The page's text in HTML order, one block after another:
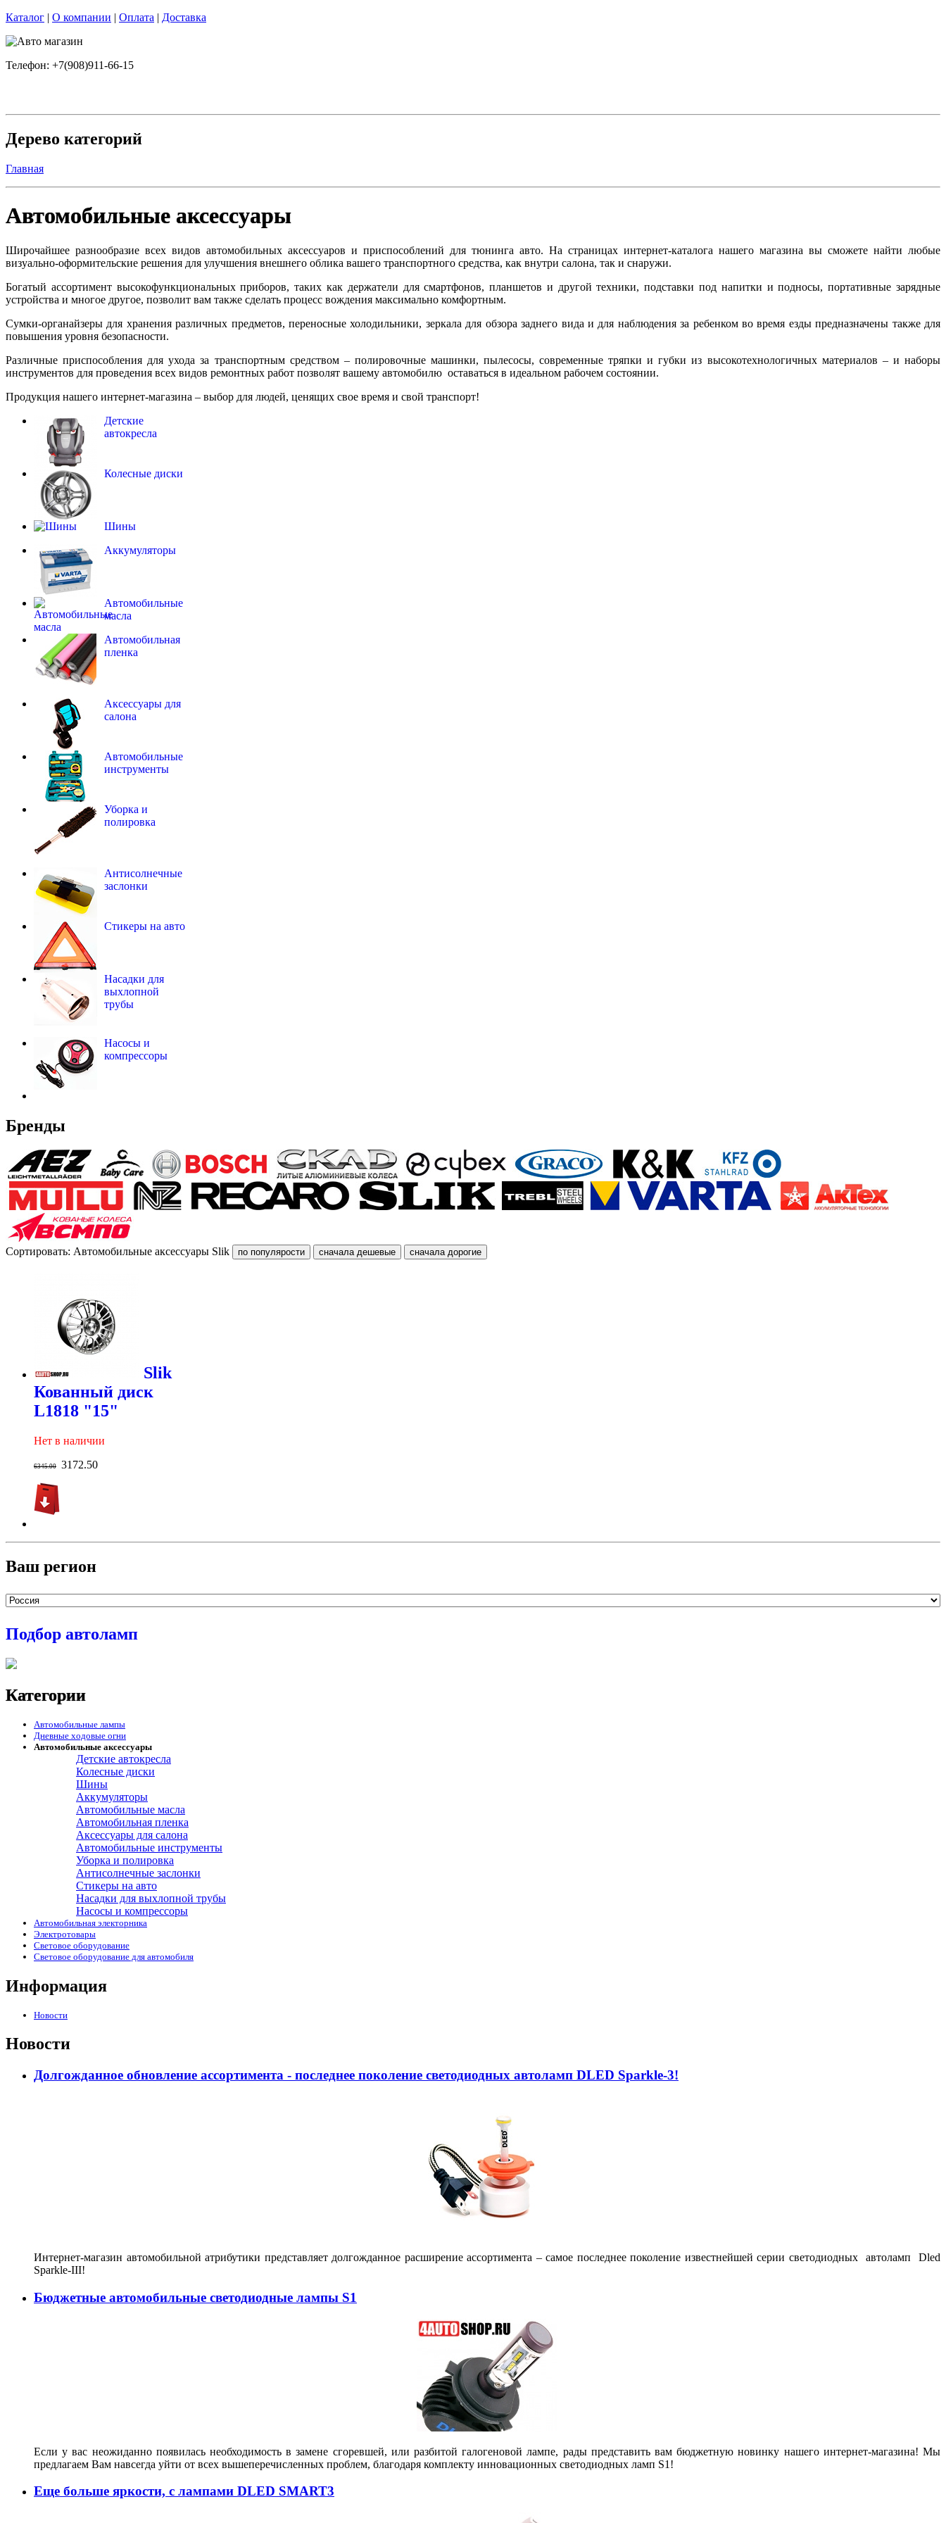
Каталог | О компании | Оплата | Доставка
Телефон: +7(908)911-66-15
Дерево категорий
Главная
Автомобильные аксессуары
Широчайшее разнообразие всех видов автомобильных аксессуаров и приспособлений для тюнинга авто. На страницах интернет-каталога нашего магазина вы сможете найти любые
визуально-оформительские решения для улучшения внешнего облика вашего транспортного средства, как внутри салона, так и снаружи.
Богатый ассортимент высокофункциональных приборов, таких как держатели для смартфонов, планшетов и другой техники, подставки под напитки и подносы, портативные зарядные
устройства и многое другое, позволит вам также сделать процесс вождения максимально комфортным.
Сумки-органайзеры для хранения различных предметов, переносные холодильники, зеркала для обзора заднего вида и для наблюдения за ребенком во время езды предназначены также для
повышения уровня безопасности.
Различные приспособления для ухода за транспортным средством – полировочные машинки, пылесосы, современные тряпки и губки из высокотехнологичных материалов – и наборы
инструментов для проведения всех видов ремонтных работ позволят вашему автомобилю оставаться в идеальном рабочем состоянии.
Продукция нашего интернет-магазина – выбор для людей, ценящих свое время и свой транспорт!
Детские
автокресла
Колесные диски
Шины
Аккумуляторы
Автомобильные
масла
Автомобильная
пленка
Аксессуары для
салона
Автомобильные
инструменты
Уборка и
полировка
Антисолнечные
заслонки
Стикеры на авто
Насадки для
выхлопной
трубы
Насосы и
компрессоры
Бренды
Сортировать: Автомобильные аксессуары Slik
Slik
Кованный диск
L1818 "15"
Нет в наличии
6345.00 3172.50
Ваш регион
Подбор автоламп
Категории
Автомобильные лампы
Дневные ходовые огни
Автомобильные аксессуары
Детские автокресла
Колесные диски
Шины
Аккумуляторы
Автомобильные масла
Автомобильная пленка
Аксессуары для салона
Автомобильные инструменты
Уборка и полировка
Антисолнечные заслонки
Стикеры на авто
Насадки для выхлопной трубы
Насосы и компрессоры
Автомобильная электорника
Электротовары
Световое оборудование
Световое оборудование для автомобиля
Информация
Новости
Новости
Долгожданное обновление ассортимента - последнее поколение светодиодных автоламп DLED Sparkle-3!
Интернет-магазин автомобильной атрибутики представляет долгожданное расширение ассортимента – самое последнее поколение известнейшей серии светодиодных автоламп Dled
Sparkle-III!
Бюджетные автомобильные светодиодные лампы S1
Если у вас неожиданно появилась необходимость в замене сгоревшей, или разбитой галогеновой лампе, рады представить вам бюджетную новинку нашего интернет-магазина! Мы
предлагаем Вам навсегда уйти от всех вышеперечисленных проблем, благодаря комплекту инновационных светодиодных ламп S1!
Еще больше яркости, с лампами DLED SMART3